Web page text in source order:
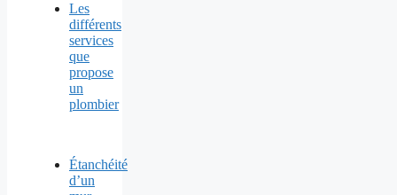
Les
différents
services
que
propose
un
plombier
Étanchéité
d’un